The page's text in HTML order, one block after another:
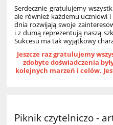
Serdecznie gratulujemy
ale również każdemu uczniowi
dnia rozwijają swoje
i z dumą reprezentują naszą
Sukcesu ma tak wyjątkowy
Jeszcze raz gratulujemy
zdobyte doświadczenia
kolejnych marzeń i celów.
Piknik czytelniczo -